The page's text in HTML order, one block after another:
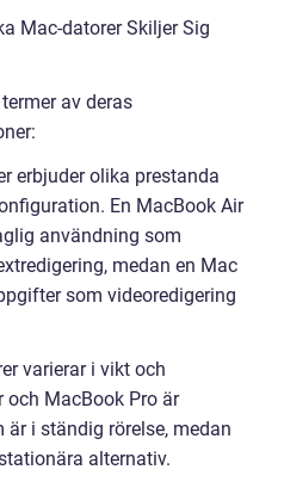
Mac-datorer Skiljer Sig
av deras
erbjuder olika prestanda
En MacBook Air
användning som
medan en Mac
som videoredigering
varierar i vikt och
MacBook Pro är
i ständig rörelse, medan
alternativ.